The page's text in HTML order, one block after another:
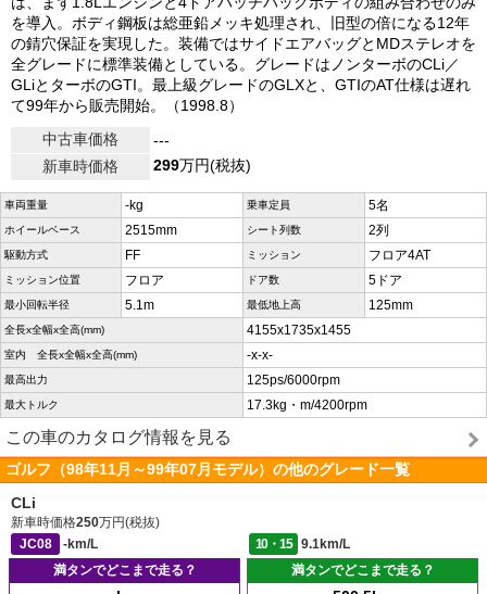
を導入。ボディ鋼板は総亜鉛メッキ処理され、旧型の倍になる12年
の錆穴保証を実現した。装備ではサイドエアバッグとMDステレオを
全グレードに標準装備としている。グレードはノンターボのCLi／
GLiとターボのGTI。最上級グレードのGLXと、GTIのAT仕様は遅れ
て99年から販売開始。（1998.8）
中古車価格
---
新車時価格
299万円(税抜)
車両重量 -kg 乗車定員 5名
ホイールベース 2515mm シート列数 2列
駆動方式 FF ミッション フロア4AT
ミッション位置 フロア ドア数 5ドア
最小回転半径 5.1m 最低地上高 125mm
全長x全幅x全高(mm) 4155x1735x1455
室内 全長x全幅x全高(mm) -x-x-
最高出力 125ps/6000rpm
最大トルク 17.3kg・m/4200rpm
この車のカタログ情報を見る
ゴルフ（98年11月～99年07月モデル）の他のグレード一覧
CLi
新車時価格250万円(税抜)
JC08
-km/L 10・15
9.1km/L
満タンでどこまで走る？
満タンでどこまで走る？